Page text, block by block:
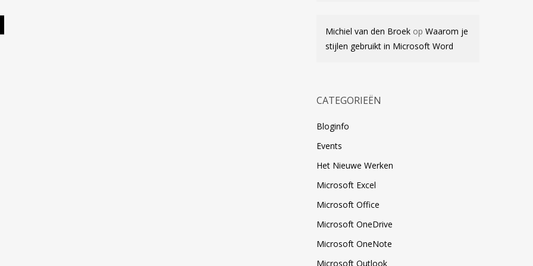
Michiel van den Broek opWaarom je
stijlen gebruikt in Microsoft Word
CATEGORIEËN
Bloginfo
Events
Het Nieuwe Werken
Microsoft Excel
Microsoft Office
Microsoft OneDrive
Microsoft OneNote
Microsoft Outlook